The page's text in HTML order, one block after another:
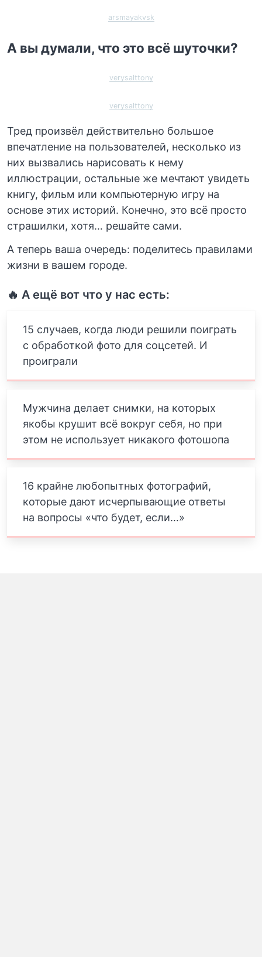
arsmayakvsk
А вы думали, что это всё шуточки?
verysalttony
verysalttony
Тред произвёл действительно большое
впечатление на пользователей, несколько из
них вызвались нарисовать к нему
иллюстрации, остальные же мечтают увидеть
книгу, фильм или компьютерную игру на
основе этих историй. Конечно, это всё просто
страшилки, хотя… решайте сами.
А теперь ваша очередь: поделитесь правилами
жизни в вашем городе.
🔥 А ещё вот что у нас есть:
15 случаев, когда люди решили поиграть
с обработкой фото для соцсетей. И
проиграли
Мужчина делает снимки, на которых
якобы крушит всё вокруг себя, но при
этом не использует никакого фотошопа
16 крайне любопытных фотографий,
которые дают исчерпывающие ответы
на вопросы «что будет, если…»